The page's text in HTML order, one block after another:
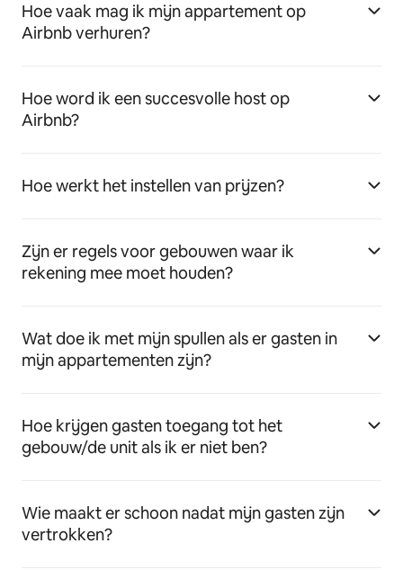
Hoe vaak mag ik mijn appartement op
Airbnb verhuren?
Hoe word ik een succesvolle host op
Airbnb?
Hoe werkt het instellen van prijzen?
Zijn er regels voor gebouwen waar ik
rekening mee moet houden?
Wat doe ik met mijn spullen als er gasten in
mijn appartementen zijn?
Hoe krijgen gasten toegang tot het
gebouw/de unit als ik er niet ben?
Wie maakt er schoon nadat mijn gasten zijn
vertrokken?